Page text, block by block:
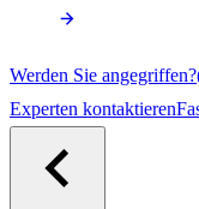
Werden Sie angegriffen?
Experten kontaktieren